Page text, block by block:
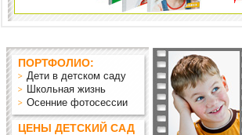
ПОРТФОЛИО:
Дети в детском саду
Школьная жизнь
Осенние фотосессии
ЦЕНЫ ДЕТСКИЙ САД